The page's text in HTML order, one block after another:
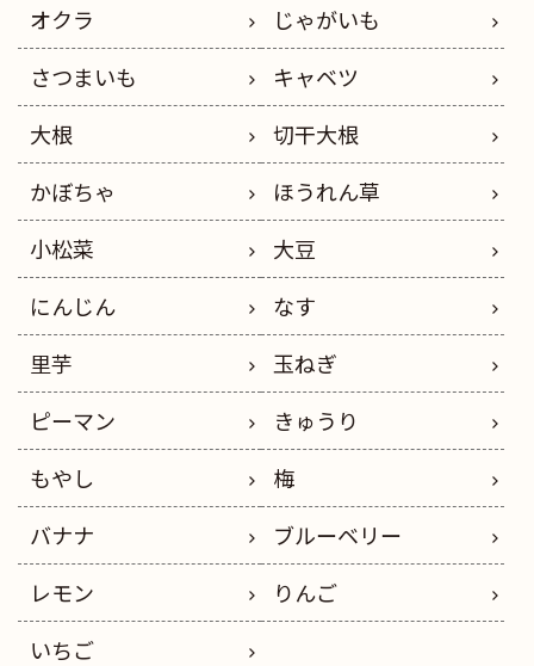
オクラ
じゃがいも
さつまいも
キャベツ
大根
切干大根
かぼちゃ
ほうれん草
小松菜
大豆
にんじん
なす
里芋
玉ねぎ
ピーマン
きゅうり
もやし
梅
バナナ
ブルーベリー
レモン
りんご
いちご